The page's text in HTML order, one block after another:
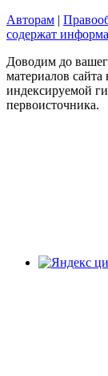
Авторам |
содержат
Доводим до
материалов
индексируемой
первоисточника.